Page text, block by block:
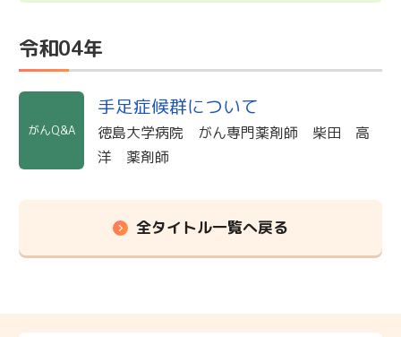
令和04年
がんQ&A
手足症候群について
徳島大学病院 がん専門薬剤師 柴田 高
洋 薬剤師
全タイトル一覧へ戻る